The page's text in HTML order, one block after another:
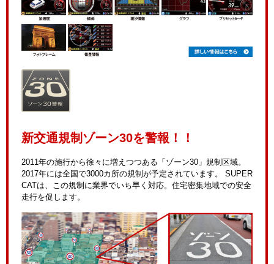
新交通規制ゾーン30を警報！！
2011年の施行から徐々に増えつつある「ゾーン30」規制区域。
2017年には全国で3000カ所の規制が予定されています。 SUPER
CATは、この規制に業界でいち早く対応。住宅密集地域での安全
走行を促します。